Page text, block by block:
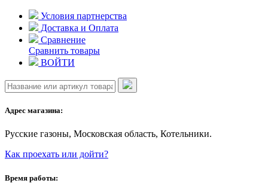
Skip
content
Условия партнерства
Доставка и Оплата
Сравнение
Сравнить товары
ВОЙТИ
Адрес магазина:
Русские газоны, Московская область, Котельники.
Как проехать или дойти?
Время работы: